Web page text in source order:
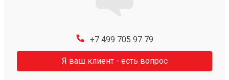
+7 499 705 97 79
Я ваш клиент - есть вопрос